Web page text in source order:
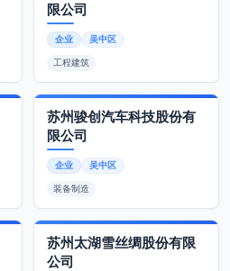
限公司
企业 吴中区
工程建筑
苏州骏创汽车科技股份有
限公司
企业 吴中区
装备制造
苏州太湖雪丝绸股份有限
公司